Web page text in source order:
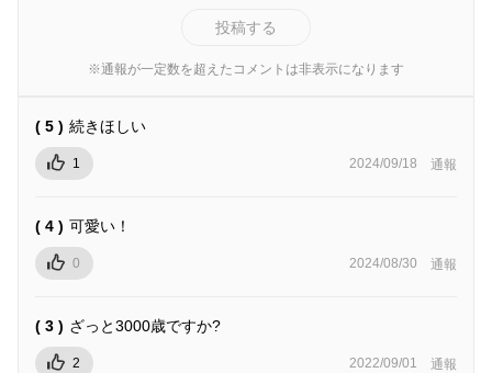
投稿する
※通報が一定数を超えたコメントは非表示になります
( 5 ) 続きほしい
1 2024/09/18 通報
( 4 ) 可愛い！
0 2024/08/30 通報
( 3 ) ざっと3000歳ですか?
2 2022/09/01 通報